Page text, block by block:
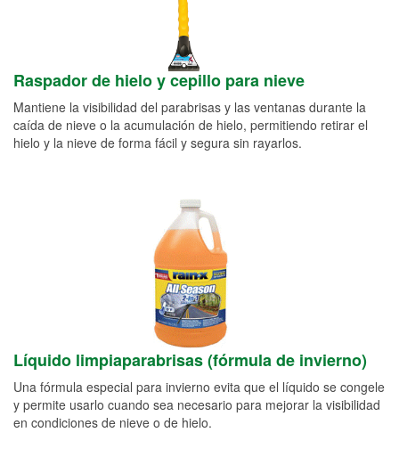
Raspador de hielo y cepillo para nieve
Mantiene la visibilidad del parabrisas y las ventanas durante la
caída de nieve o la acumulación de hielo, permitiendo retirar el
hielo y la nieve de forma fácil y segura sin rayarlos.
Líquido limpiaparabrisas (fórmula de invierno)
Una fórmula especial para invierno evita que el líquido se congele
y permite usarlo cuando sea necesario para mejorar la visibilidad
en condiciones de nieve o de hielo.